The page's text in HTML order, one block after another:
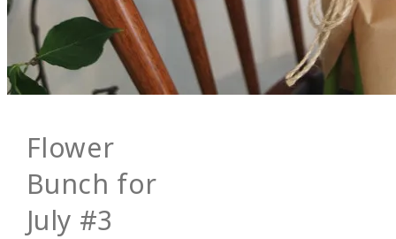
Flower
Bunch for
July #3